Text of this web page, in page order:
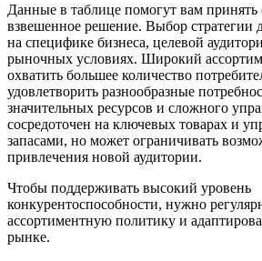
Данные в таблице помогут вам принять
взвешенное решение. Выбор стратегии
на специфике бизнеса, целевой
рыночных условиях. Широкий
охватить большее количество
удовлетворить разнообразные
значительных ресурсов и сложного
сосредоточен на ключевых товарах и
запасами, но может ограничивать
привлечения новой аудитории.
Чтобы поддерживать высокий уровень
конкурентоспособности, нужно
ассортиментную политику и
рынке.